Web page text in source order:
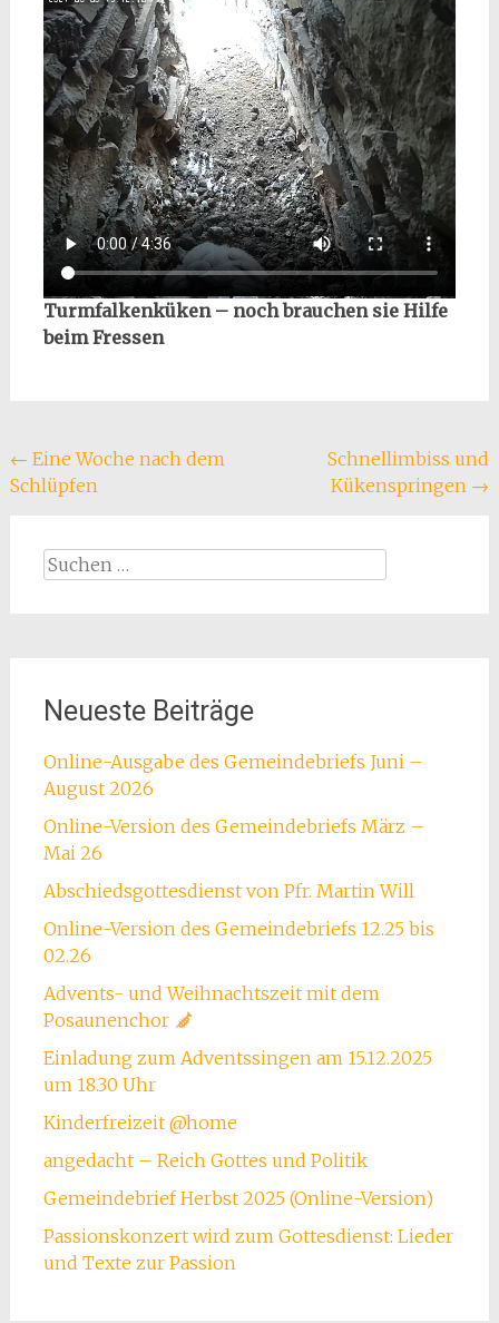
Turmfalkenküken – noch brauchen sie Hilfe
beim Fressen
Beitragsnavigation
← Eine Woche nach dem
Schlüpfen
Schnellimbiss und
Kükenspringen →
Suchen
Neueste Beiträge
Online-Ausgabe des Gemeindebriefs Juni –
August 2026
Online-Version des Gemeindebriefs März –
Mai 26
Abschiedsgottesdienst von Pfr. Martin Will
Online-Version des Gemeindebriefs 12.25 bis
02.26
Advents- und Weihnachtszeit mit dem
Posaunenchor
Einladung zum Adventssingen am 15.12.2025
um 18.30 Uhr
Kinderfreizeit @home
angedacht – Reich Gottes und Politik
Gemeindebrief Herbst 2025 (Online-Version)
Passionskonzert wird zum Gottesdienst: Lieder
und Texte zur Passion